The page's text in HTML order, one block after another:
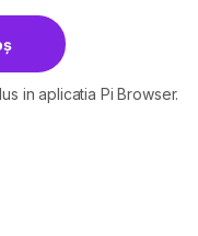
with 24-Port PoE+
in aplicatia Pi Browser.